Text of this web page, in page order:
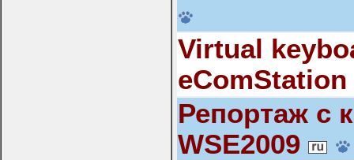
Virtual
eComStation
Репортаж с
WSE2009